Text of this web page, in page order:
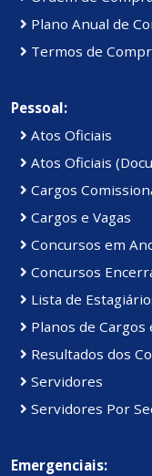
Plano Anual de
Termos de
Pessoal:
Atos Oficiais
Atos Oficiais
Cargos
Cargos e Vagas
Concursos em
Concursos
Lista de
Planos de Cargos
Resultados dos
Servidores
Servidores Por
Emergenciais: